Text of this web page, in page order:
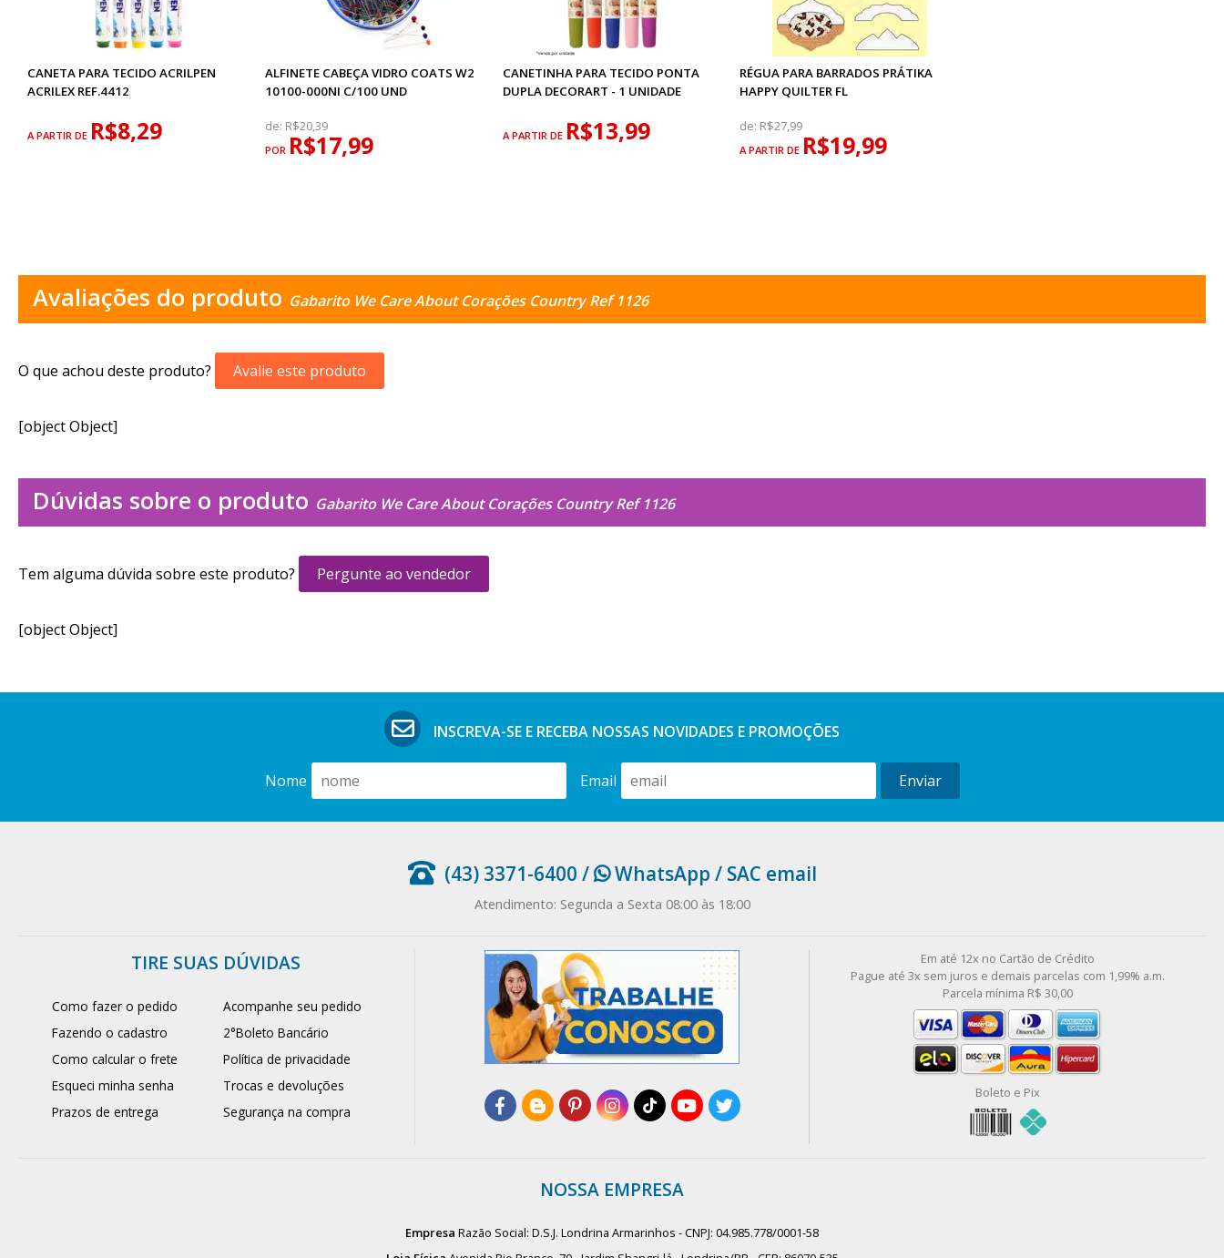
CANETA PARA TECIDO ACRILPEN
ACRILEX REF.4412
A PARTIR DE R$8,29
ALFINETE CABEÇA VIDRO COATS W2
10100-000NI C/100 UND
de: R$20,39
POR R$17,99
CANETINHA PARA TECIDO PONTA
DUPLA DECORART - 1 UNIDADE
A PARTIR DE R$13,99
RÉGUA PARA BARRADOS PRÁTIKA
HAPPY QUILTER FL
de: R$27,99
A PARTIR DE R$19,99
Avaliações do produto Gabarito We Care About Corações Country Ref 1126
O que achou deste produto? Avalie este produto
[object Object]
Dúvidas sobre o produto Gabarito We Care About Corações Country Ref 1126
Tem alguma dúvida sobre este produto? Pergunte ao vendedor
[object Object]
INSCREVA-SE E RECEBA NOSSAS NOVIDADES E PROMOÇÕES
Nome Email Enviar
(43) 3371-6400 / WhatsApp / SAC email
Atendimento: Segunda a Sexta 08:00 às 18:00
TIRE SUAS DÚVIDAS
Como fazer o pedido
Fazendo o cadastro
Como calcular o frete
Esqueci minha senha
Prazos de entrega
Acompanhe seu pedido
2°Boleto Bancário
Política de privacidade
Trocas e devoluções
Segurança na compra
Em até 12x no Cartão de Crédito
Pague até 3x sem juros e demais parcelas com 1,99% a.m.
Parcela mínima R$ 30,00
Boleto e Pix
NOSSA EMPRESA
Empresa Razão Social: D.S.J. Londrina Armarinhos - CNPJ: 04.985.778/0001-58